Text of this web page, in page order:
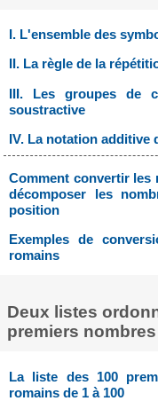
I. L'ensemble des
II. La règle de la
III. Les groupes de
soustractive
IV. La notation additive
Comment convertir les
décomposer les
position
Exemples de
romains
Deux listes
premiers
La liste des 100
romains de 1 à 100